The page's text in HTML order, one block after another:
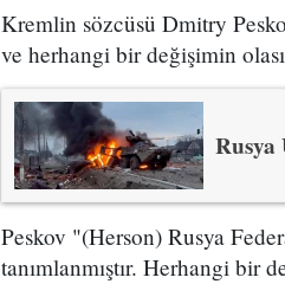
Kremlin sözcüsü Dmitry
ve herhangi bir değişimin
Peskov "(Herson) Rusya
tanımlanmıştır. Herhangi